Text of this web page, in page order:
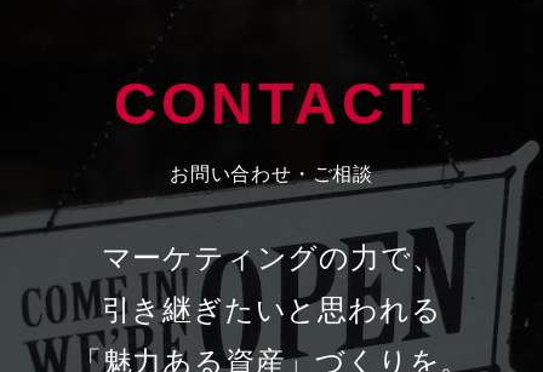
CONTACT
お問い合わせ・ご相談
マーケティングの力で、
引き継ぎたいと思われる
「魅力ある資産」づくりを。